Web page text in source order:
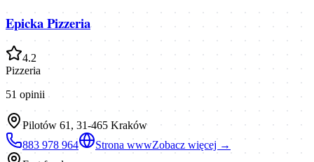
Epicka Pizzeria
4.2
Pizzeria
51 opinii
Pilotów 61, 31-465 Kraków
883 978 964
Strona wwwZobacz więcej →